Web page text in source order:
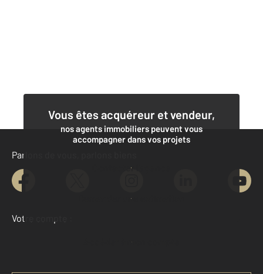
Vous êtes acquéreur et vendeur,
nos agents immobiliers peuvent vous
accompagner dans vos projets
Contacter l'agence
Demander une estimation
Parlons de vous, parlons biens
Votre compte :
Accéder à mon compte